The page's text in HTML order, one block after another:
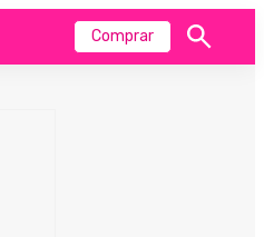
Comprar
Mostrar